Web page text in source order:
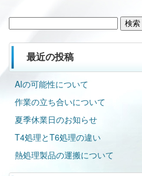
最近の投稿
AIの可能性について
作業の立ち合いについて
夏季休業日のお知らせ
T4処理とT6処理の違い
熱処理製品の運搬について